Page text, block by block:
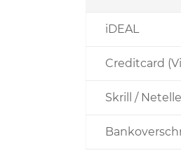
iDEAL
Creditcard
Skrill /